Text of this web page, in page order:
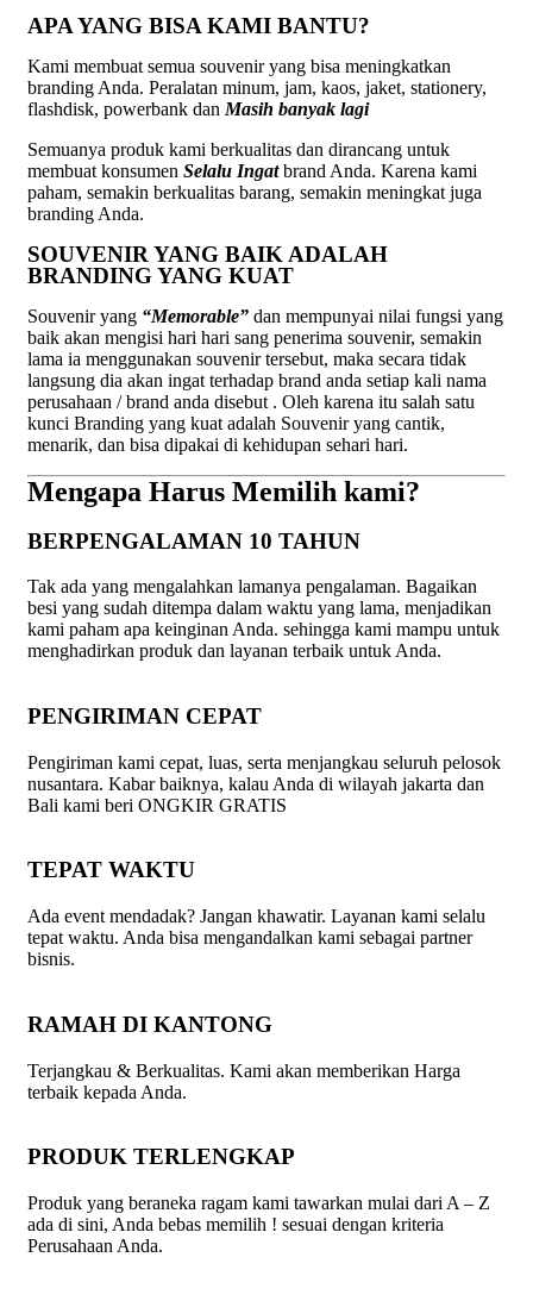
APA YANG BISA KAMI BANTU?
Kami membuat semua souvenir yang bisa meningkatkan
branding Anda. Peralatan minum, jam, kaos, jaket, stationery,
flashdisk, powerbank dan Masih banyak lagi
Semuanya produk kami berkualitas dan dirancang untuk
membuat konsumen Selalu Ingatbrand Anda. Karena kami
paham, semakin berkualitas barang, semakin meningkat juga
branding Anda.
SOUVENIR YANG BAIK ADALAH
BRANDING YANG KUAT
Souvenir yang “Memorable” dan mempunyai nilai fungsi yang
baik akan mengisi hari hari sang penerima souvenir, semakin
lama ia menggunakan souvenir tersebut, maka secara tidak
langsung dia akan ingat terhadap brand anda setiap kali nama
perusahaan / brand anda disebut . Oleh karena itu salah satu
kunci Branding yang kuat adalah Souvenir yang cantik,
menarik, dan bisa dipakai di kehidupan sehari hari.
Mengapa Harus Memilih kami?
BERPENGALAMAN 10 TAHUN
Tak ada yang mengalahkan lamanya pengalaman. Bagaikan
besi yang sudah ditempa dalam waktu yang lama, menjadikan
kami paham apa keinginan Anda. sehingga kami mampu untuk
menghadirkan produk dan layanan terbaik untuk Anda.
PENGIRIMAN CEPAT
Pengiriman kami cepat, luas, serta menjangkau seluruh pelosok
nusantara. Kabar baiknya, kalau Anda di wilayah jakarta dan
Bali kami beri ONGKIR GRATIS
TEPAT WAKTU
Ada event mendadak? Jangan khawatir. Layanan kami selalu
tepat waktu. Anda bisa mengandalkan kami sebagai partner
bisnis.
RAMAH DI KANTONG
Terjangkau & Berkualitas. Kami akan memberikan Harga
terbaik kepada Anda.
PRODUK TERLENGKAP
Produk yang beraneka ragam kami tawarkan mulai dari A – Z
ada di sini, Anda bebas memilih ! sesuai dengan kriteria
Perusahaan Anda.